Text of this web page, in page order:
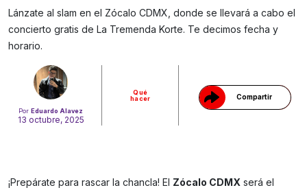
Por Eduardo Alavez
13 octubre, 2025
Qué
hacer
Compartir
Gracias!
Lánzate al slam en el Zócalo CDMX, donde se llevará a cabo el
concierto gratis de La Tremenda Korte. Te decimos fecha y
horario.
¡Prepárate para rascar la chancla! El Zócalo CDMX será el